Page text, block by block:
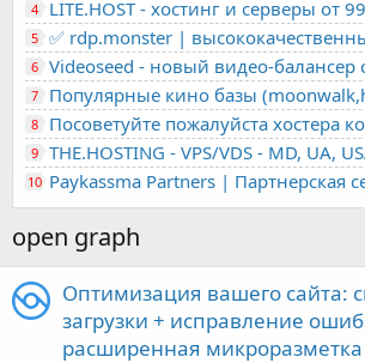
4
5
6
7
8
9
10 Paykassma Partners | Партнерская
open graph
Оптимизация вашего сайта:
загрузки + исправление
расширенная микроразметка